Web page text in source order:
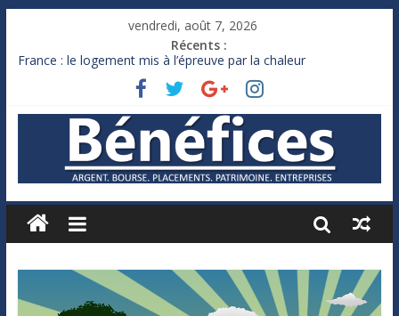
vendredi, août 7, 2026
Récents :
France : le logement mis à l’épreuve par la chaleur
Des milliards de dollars de droits de douane déjà remboursés
Royaume-Uni : Andy Burnham recule sur l’impôt
Xavier Niel, le milliardaire qui ne touche presque rien
Ruée des fortunes russes vers l’étranger